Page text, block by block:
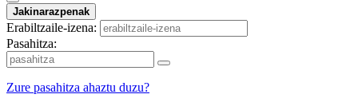
Jakinarazpenak
Erabiltzaile-izena:
Pasahitza:
Zure pasahitza ahaztu duzu?